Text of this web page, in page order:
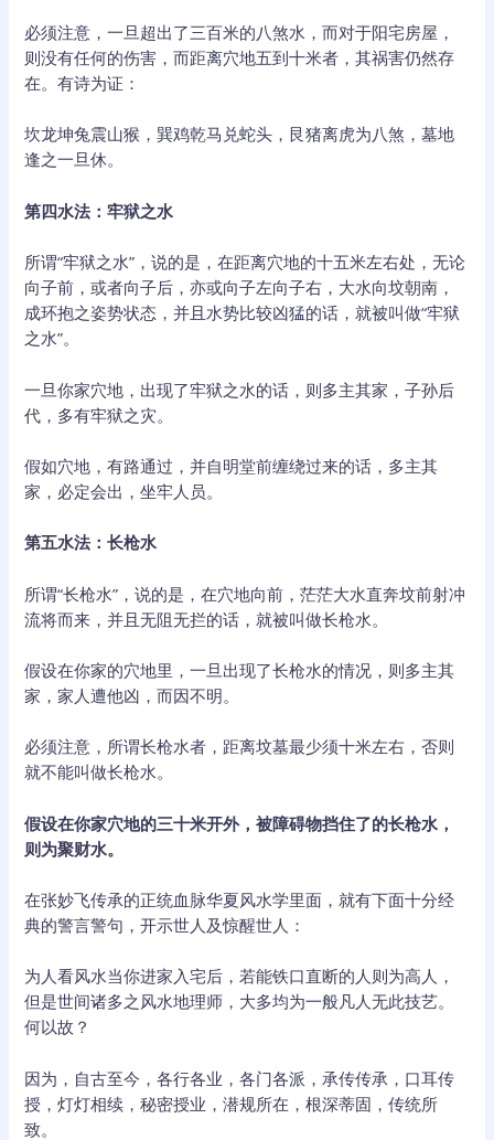
必须注意，一旦超出了三百米的八煞水，而对于阳宅房屋，
则没有任何的伤害，而距离穴地五到十米者，其祸害仍然存
在。有诗为证：
坎龙坤兔震山猴，巽鸡乾马兑蛇头，艮猪离虎为八煞，墓地
逢之一旦休。
第四水法：牢狱之水
所谓“牢狱之水”，说的是，在距离穴地的十五米左右处，无论
向子前，或者向子后，亦或向子左向子右，大水向坟朝南，
成环抱之姿势状态，并且水势比较凶猛的话，就被叫做“牢狱
之水”。
一旦你家穴地，出现了牢狱之水的话，则多主其家，子孙后
代，多有牢狱之灾。
假如穴地，有路通过，并自明堂前缠绕过来的话，多主其
家，必定会出，坐牢人员。
第五水法：长枪水
所谓“长枪水”，说的是，在穴地向前，茫茫大水直奔坟前射冲
流将而来，并且无阻无拦的话，就被叫做长枪水。
假设在你家的穴地里，一旦出现了长枪水的情况，则多主其
家，家人遭他凶，而因不明。
必须注意，所谓长枪水者，距离坟墓最少须十米左右，否则
就不能叫做长枪水。
假设在你家穴地的三十米开外，被障碍物挡住了的长枪水，
则为聚财水。
在张妙飞传承的正统血脉华夏风水学里面，就有下面十分经
典的警言警句，开示世人及惊醒世人：
为人看风水当你进家入宅后，若能铁口直断的人则为高人，
但是世间诸多之风水地理师，大多均为一般凡人无此技艺。
何以故？
因为，自古至今，各行各业，各门各派，承传传承，口耳传
授，灯灯相续，秘密授业，潜规所在，根深蒂固，传统所
致。